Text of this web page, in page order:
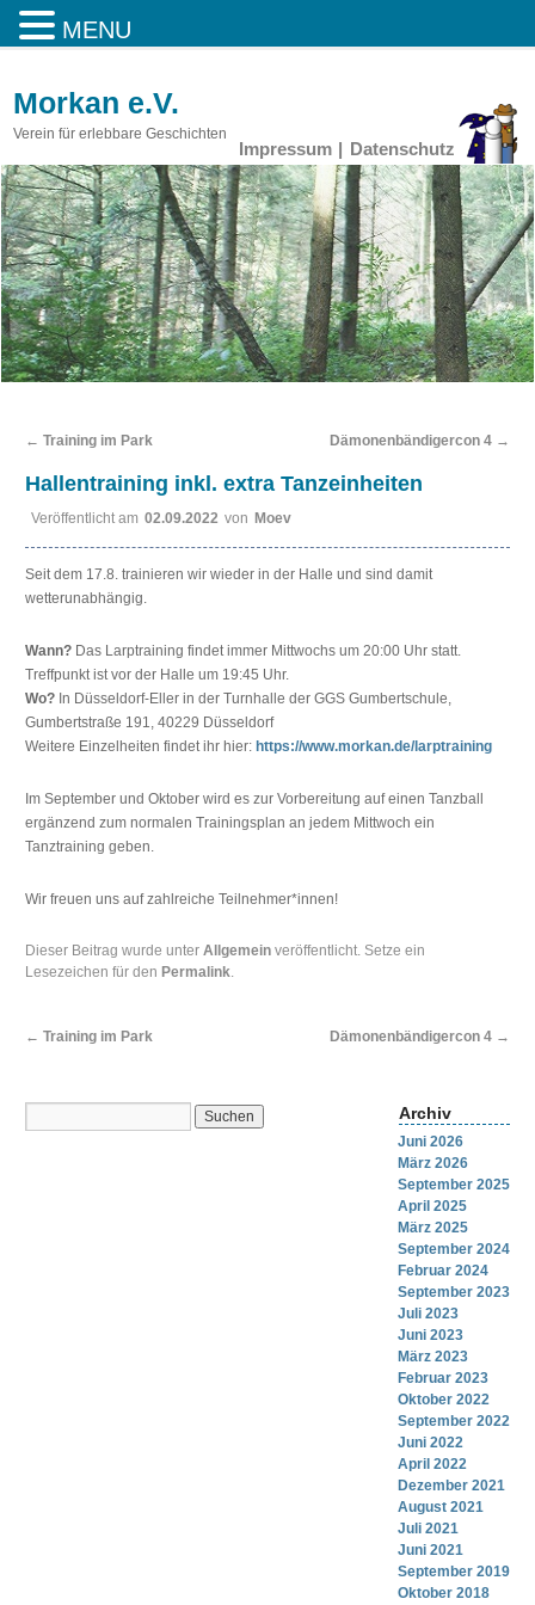
Morkan e.V.
Verein für erlebbare Geschichten
Impressum Datenschutz
← Training im Park Dämonenbändigercon 4 →
Hallentraining inkl. extra Tanzeinheiten
Veröffentlicht am 02.09.2022 von Moev
Seit dem 17.8. trainieren wir wieder in der Halle und sind damit
wetterunabhängig.
Wann? Das Larptraining findet immer Mittwochs um 20:00 Uhr statt.
Treffpunkt ist vor der Halle um 19:45 Uhr.
Wo? In Düsseldorf-Eller in der Turnhalle der GGS Gumbertschule,
Gumbertstraße 191, 40229 Düsseldorf
Weitere Einzelheiten findet ihr hier: https://www.morkan.de/larptraining
Im September und Oktober wird es zur Vorbereitung auf einen Tanzball
ergänzend zum normalen Trainingsplan an jedem Mittwoch ein
Tanztraining geben.
Wir freuen uns auf zahlreiche Teilnehmer*innen!
Dieser Beitrag wurde unter Allgemein veröffentlicht. Setze ein
Lesezeichen für den Permalink.
← Training im Park Dämonenbändigercon 4 →
Archiv
Juni 2026
März 2026
September 2025
April 2025
März 2025
September 2024
Februar 2024
September 2023
Juli 2023
Juni 2023
März 2023
Februar 2023
Oktober 2022
September 2022
Juni 2022
April 2022
Dezember 2021
August 2021
Juli 2021
Juni 2021
September 2019
Oktober 2018
MENU